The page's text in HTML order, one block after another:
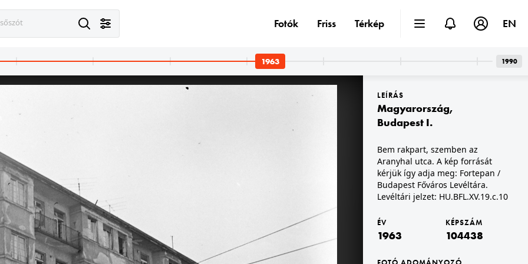
1963 · Budapest XIII.,Budapest IV.
Újpesti vasúti híd az újpesti hídfőtől nézve. A kép forrását kérjük így adja meg: Fortepan / Budapest Főváros Levéltára. Levéltári jelzet: HU.BFL.XV.19.c.10
1963 · Magyarország
A kép forrását kérjük így adja meg: Fortepan / Budapest Főváros Levéltára. Levéltári jelzet: HU.BFL.XV.19.c.10
LEÍRÁS
Magyarország,
Budapest I.
Bem rakpart, szemben az
Aranyhal utca. A kép forrását
kérjük így adja meg: Fortepan /
Budapest Főváros Levéltára.
Levéltári jelzet: HU.BFL.XV.19.c.10
ÉV
1963
KÉPSZÁM
104438
Fotók Friss Térkép EN
1990
1963